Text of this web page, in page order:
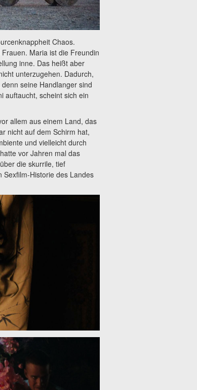
Chaos.
Maria ist die Freundin
inne. Das heißt aber
unterzugehen. Dadurch,
seine Handlanger sind
auftaucht, scheint sich ein
allem aus einem Land, das
nicht auf dem Schirm hat,
und vielleicht durch
vor Jahren mal das
die skurrile, tief
Historie des Landes